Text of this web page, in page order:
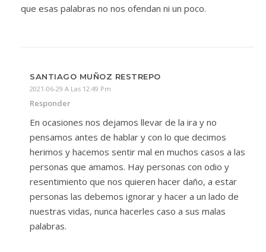
que esas palabras no nos ofendan ni un poco.
SANTIAGO MUÑOZ RESTREPO
2021-06-29 A Las 12:49 Pm
Responder
En ocasiones nos dejamos llevar de la ira y no
pensamos antes de hablar y con lo que decimos
herimos y hacemos sentir mal en muchos casos a las
personas que amamos. Hay personas con odio y
resentimiento que nos quieren hacer daño, a estar
personas las debemos ignorar y hacer a un lado de
nuestras vidas, nunca hacerles caso a sus malas
palabras.